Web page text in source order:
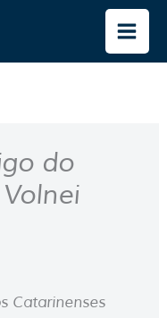
do
Catarinenses